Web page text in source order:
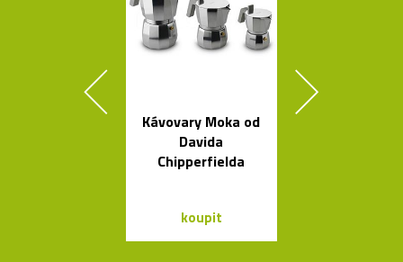
Kávovary Moka od
Davida
Chipperfielda
koupit